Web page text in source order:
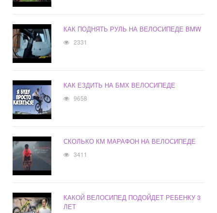
КАК ПОДНЯТЬ РУЛЬ НА ВЕЛОСИПЕДЕ BMW
2331
КАК ЕЗДИТЬ НА БМХ ВЕЛОСИПЕДЕ
9658
СКОЛЬКО КМ МАРАФОН НА ВЕЛОСИПЕДЕ
3411
КАКОЙ ВЕЛОСИПЕД ПОДОЙДЕТ РЕБЕНКУ 3
ЛЕТ